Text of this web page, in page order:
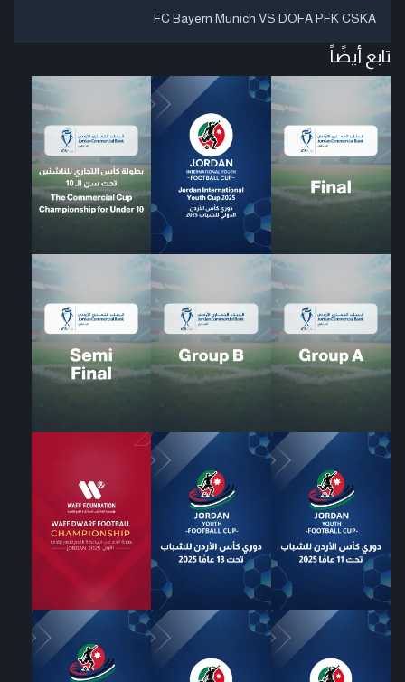
FC Bayern Munich VS DOFA PFK CSKA
تابع أيضًاً